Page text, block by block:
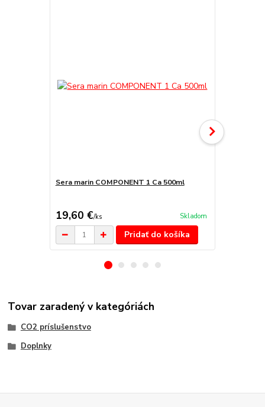
Sera marin COMPONENT 1 Ca 500ml
19,60 €/ks Skladom
Pridať do košíka
Tovar zaradený v kategóriách
CO2 príslušenstvo
Doplnky